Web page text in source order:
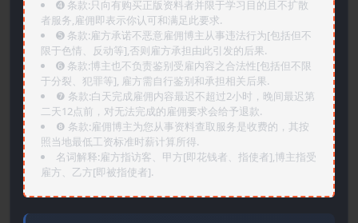
➍️ 条款:只向有购买正版资料者并限于学习目的且不扩散
者服务,雇佣即表示你认可和满足此要求.
➎ 条款:雇方承诺不恶意雇佣博主从事违法行为[包括但不
限于色情、反动等],否则雇方承担由此引发的后果.
➏️ 条款:博主也不负责鉴别受雇内容之合法性[包括但不限
于分裂、犯罪等], 雇方需自行鉴别和承担相关后果.
❼ 条款:白天完成雇佣内容最迟不超过2小时，晚间最迟第
二天12点前，对无法完成的雇佣要求会给予退款.
❽ 条款:雇佣博主为您从事资料查取服务是收费的，其按
照当地最低工资标准时薪计算所得.
名词解释:雇方指访客、甲方[即花钱者、指使者],博主指受
雇方、乙方[即被指使者].